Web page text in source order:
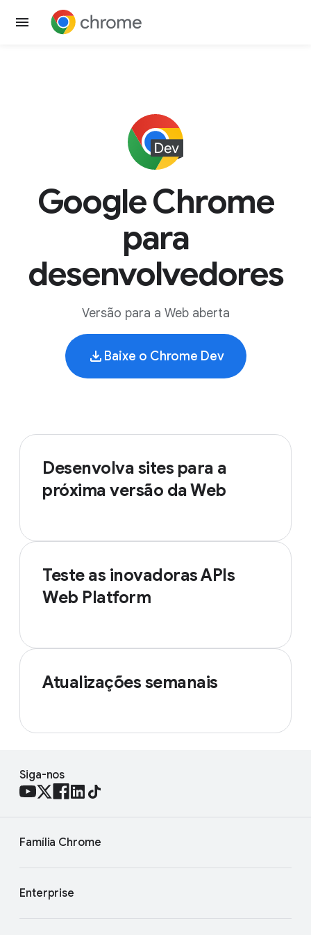
Google Chrome
para
desenvolvedores
Versão para a Web aberta
Baixe o Chrome Dev
Desenvolva sites para a
próxima versão da Web
Teste as inovadoras APIs
Web Platform
Atualizações semanais
Siga-nos
Família Chrome
Enterprise